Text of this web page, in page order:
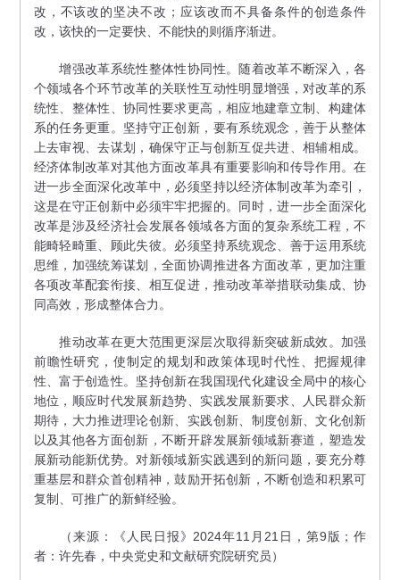
改，不该改的坚决不改；应该改而不具备条件的创造条件
改，该快的一定要快、不能快的则循序渐进。
增强改革系统性整体性协同性。随着改革不断深入，各
个领域各个环节改革的关联性互动性明显增强，对改革的系
统性、整体性、协同性要求更高，相应地建章立制、构建体
系的任务更重。坚持守正创新，要有系统观念，善于从整体
上去审视、去谋划，确保守正与创新互促共进、相辅相成。
经济体制改革对其他方面改革具有重要影响和传导作用。在
进一步全面深化改革中，必须坚持以经济体制改革为牵引，
这是在守正创新中必须牢牢把握的。同时，进一步全面深化
改革是涉及经济社会发展各领域各方面的复杂系统工程，不
能畸轻畸重、顾此失彼。必须坚持系统观念、善于运用系统
思维，加强统筹谋划，全面协调推进各方面改革，更加注重
各项改革配套衔接、相互促进，推动改革举措联动集成、协
同高效，形成整体合力。
推动改革在更大范围更深层次取得新突破新成效。加强
前瞻性研究，使制定的规划和政策体现时代性、把握规律
性、富于创造性。坚持创新在我国现代化建设全局中的核心
地位，顺应时代发展新趋势、实践发展新要求、人民群众新
期待，大力推进理论创新、实践创新、制度创新、文化创新
以及其他各方面创新，不断开辟发展新领域新赛道，塑造发
展新动能新优势。对新领域新实践遇到的新问题，要充分尊
重基层和群众首创精神，鼓励开拓创新，不断创造和积累可
复制、可推广的新鲜经验。
（来源：《人民日报》2024年11月21日，第9版；作
者：许先春，中央党史和文献研究院研究员）